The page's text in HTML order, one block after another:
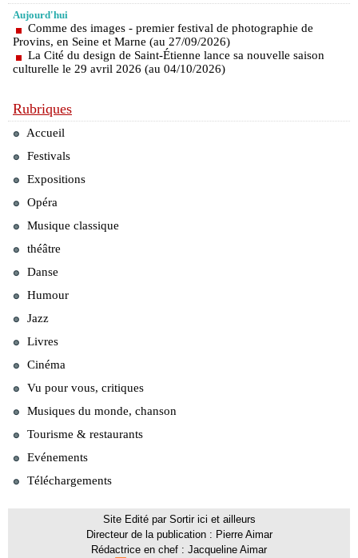
Aujourd'hui
Comme des images - premier festival de photographie de
Provins, en Seine et Marne (au 27/09/2026)
La Cité du design de Saint-Étienne lance sa nouvelle saison
culturelle le 29 avril 2026 (au 04/10/2026)
Rubriques
Accueil
Festivals
Expositions
Opéra
Musique classique
théâtre
Danse
Humour
Jazz
Livres
Cinéma
Vu pour vous, critiques
Musiques du monde, chanson
Tourisme & restaurants
Evénements
Téléchargements
Site Edité par Sortir ici et ailleurs
Directeur de la publication : Pierre Aimar
Rédactrice en chef : Jacqueline Aimar